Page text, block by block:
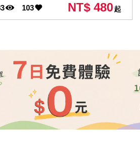
103 NT$ 480起